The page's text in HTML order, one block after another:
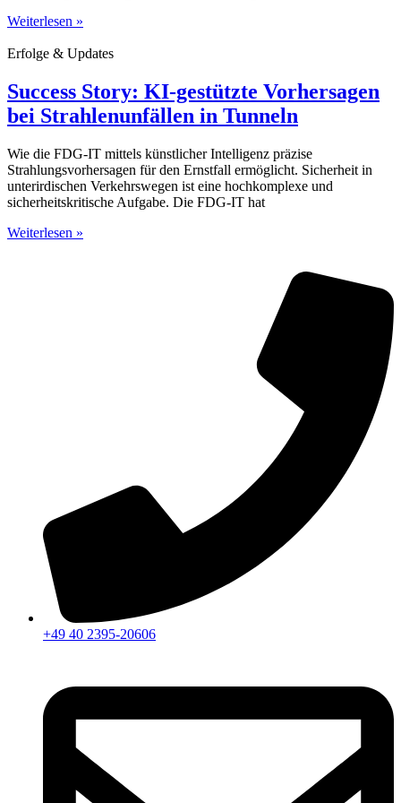
Weiterlesen »
Erfolge & Updates
Success Story: KI-gestützte Vorhersagen
bei Strahlenunfällen in Tunneln
Wie die FDG-IT mittels künstlicher Intelligenz präzise
Strahlungsvorhersagen für den Ernstfall ermöglicht. Sicherheit in
unterirdischen Verkehrswegen ist eine hochkomplexe und
sicherheitskritische Aufgabe. Die FDG-IT hat
Weiterlesen »
+49 40 2395-20606